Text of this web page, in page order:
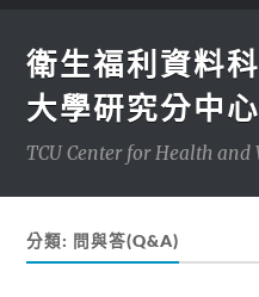
衛生福利資料
大學研究分中心
TCU Center for Health and
分類: 問與答(Q&A)